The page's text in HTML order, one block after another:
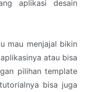
aplikasi desain
mau menjajal bikin
atau bisa
pilihan template
bisa juga